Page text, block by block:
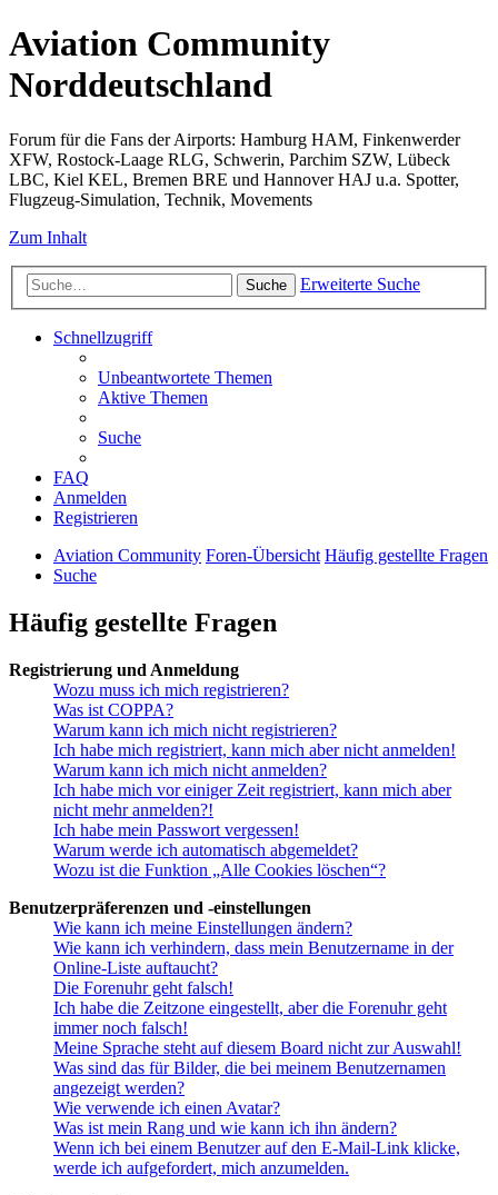
Aviation Community
Norddeutschland
Forum für die Fans der Airports: Hamburg HAM, Finkenwerder
XFW, Rostock-Laage RLG, Schwerin, Parchim SZW, Lübeck
LBC, Kiel KEL, Bremen BRE und Hannover HAJ u.a. Spotter,
Flugzeug-Simulation, Technik, Movements
Zum Inhalt
Suche Erweiterte Suche
Schnellzugriff
Unbeantwortete Themen
Aktive Themen
Suche
FAQ
Anmelden
Registrieren
Aviation Community Foren-Übersicht Häufig gestellte Fragen
Suche
Häufig gestellte Fragen
Registrierung und Anmeldung
Wozu muss ich mich registrieren?
Was ist COPPA?
Warum kann ich mich nicht registrieren?
Ich habe mich registriert, kann mich aber nicht anmelden!
Warum kann ich mich nicht anmelden?
Ich habe mich vor einiger Zeit registriert, kann mich aber
nicht mehr anmelden?!
Ich habe mein Passwort vergessen!
Warum werde ich automatisch abgemeldet?
Wozu ist die Funktion „Alle Cookies löschen“?
Benutzerpräferenzen und -einstellungen
Wie kann ich meine Einstellungen ändern?
Wie kann ich verhindern, dass mein Benutzername in der
Online-Liste auftaucht?
Die Forenuhr geht falsch!
Ich habe die Zeitzone eingestellt, aber die Forenuhr geht
immer noch falsch!
Meine Sprache steht auf diesem Board nicht zur Auswahl!
Was sind das für Bilder, die bei meinem Benutzernamen
angezeigt werden?
Wie verwende ich einen Avatar?
Was ist mein Rang und wie kann ich ihn ändern?
Wenn ich bei einem Benutzer auf den E-Mail-Link klicke,
werde ich aufgefordert, mich anzumelden.